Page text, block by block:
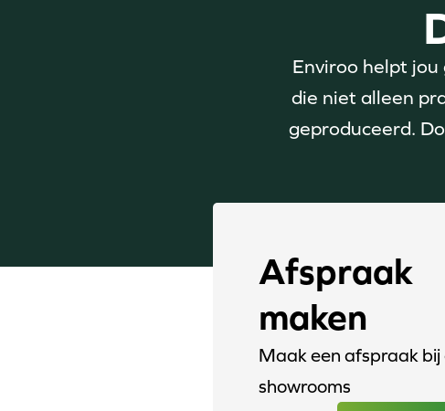
Enviroo helpt jou
die niet alleen
geproduceerd.
Afspraak
maken
Maak een afspraak bij
showrooms